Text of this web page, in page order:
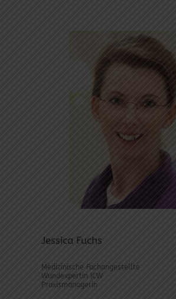
Jessica Fuchs
Medizinische Fachangestellte
Wundexpertin ICW
Praxismanagerin